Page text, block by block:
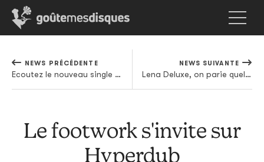
NEWS PRÉCÉDENTE
Ecoutez le nouveau single des Strokes
NEWS SUIVANTE
Lena Deluxe, on parie quelques kopecks sur toi
Le footwork s'invite sur
Hyperdub